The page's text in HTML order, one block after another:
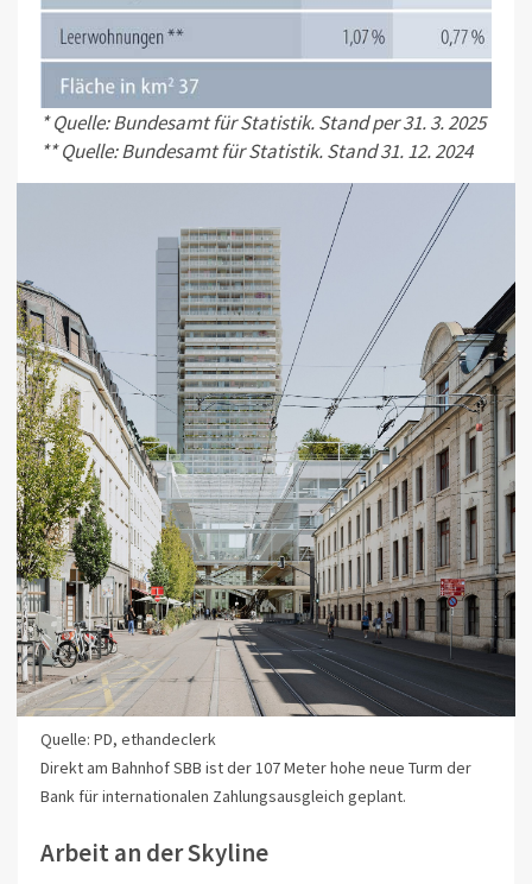
* Quelle: Bundesamt für Statistik. Stand per 31. 3. 2025
** Quelle: Bundesamt für Statistik. Stand 31. 12. 2024
Quelle: PD, ethandeclerk
Direkt am Bahnhof SBB ist der 107 Meter hohe neue Turm der
Bank für internationalen Zahlungsausgleich geplant.
Arbeit an der Skyline